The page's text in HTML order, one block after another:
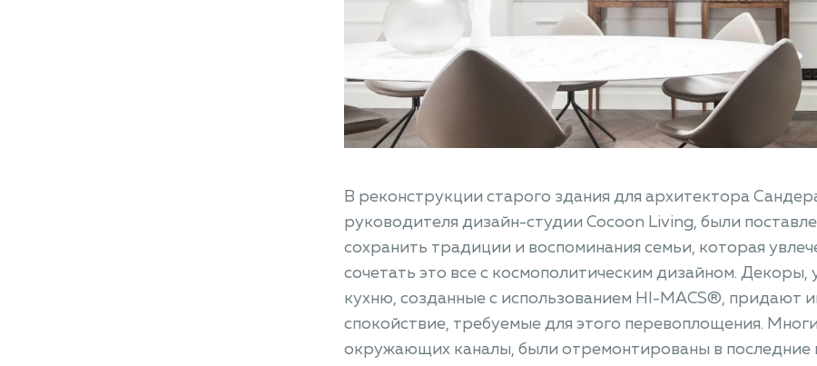
В реконструкции старого здания для архитектора
руководителя дизайн-студии Cocoon Living, были
сохранить традиции и воспоминания семьи, которая
сочетать это все с космополитическим дизайном.
кухню, созданные с использованием HI-MACS®, придают
спокойствие, требуемые для этого перевоплощения.
окружающих каналы, были отремонтированы в последние